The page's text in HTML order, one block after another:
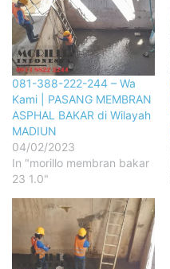
081-388-222-244 – Wa
Kami | PASANG MEMBRAN
ASPHAL BAKAR di Wilayah
MADIUN
04/02/2023
In "morillo membran bakar
23 1.0"